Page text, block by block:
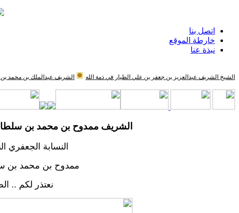
اتصل بنا
خارطة الموقع
نبذة عنا
الشيخ الشريف عبدالعزيز بن جعفر بن علي الطيار في ذمة الله الشريف عبدالملك بن محمد
الشريف ممدوح بن محمد بن
النسابة الجعفري
ممدوح بن محمد بن
نعتذر لكم ..